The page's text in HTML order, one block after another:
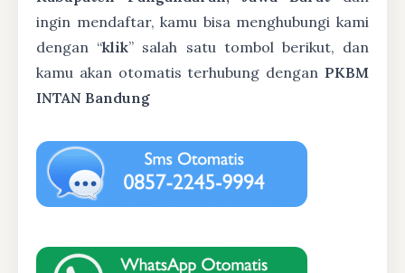
ingin mendaftar, kamu bisa menghubungi kami
dengan “klik” salah satu tombol berikut, dan
kamu akan otomatis terhubung dengan PKBM
INTAN Bandung